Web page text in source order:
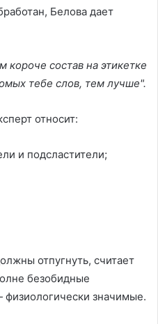
Белова дает
короче состав на этикетке
тебе слов, тем лучше".
относит:
и подсластители;
отпугнуть, считает
безобидные
значимые.